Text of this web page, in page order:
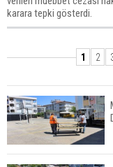
karara tepki gösterdi.
1 2